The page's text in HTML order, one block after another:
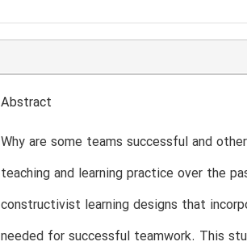
Abstract
Why are some teams successful and
teaching and learning practice over the
constructivist learning designs that
needed for successful teamwork. This